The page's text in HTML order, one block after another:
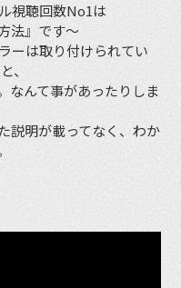
視聴回数No1は
法』です〜
ーは取り付けられてい
、
なんて事があったりしま
説明が載ってなく、わか